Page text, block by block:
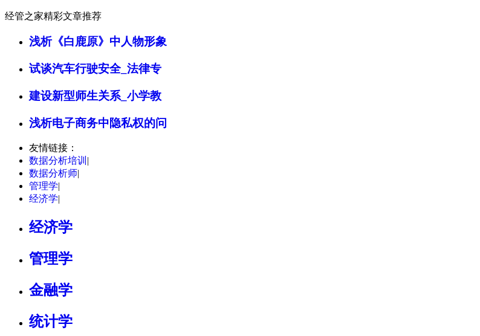
经管之家精彩文章推荐
浅析《白鹿原》中人物形象
试谈汽车行驶安全_法律专
建设新型师生关系_小学教
浅析电子商务中隐私权的问
友情链接：
数据分析培训 |
数据分析师|
管理学|
经济学|
经济学
管理学
金融学
统计学